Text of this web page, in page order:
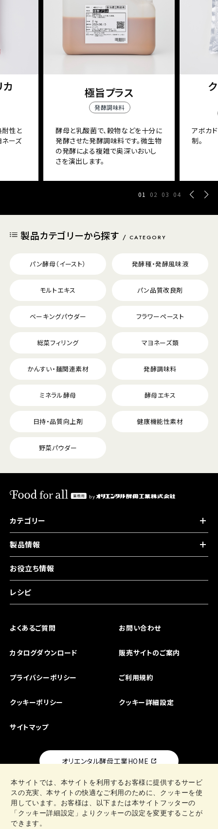
カ
性と
ーズ
極旨プラス
発酵調味料
酵母と乳酸菌で、穀物などを十分に
発酵させた発酵調味料です。微生物
の発酵による複雑で奥深いおいし
さを演出します。
アボカ
制。
01 02 03 04
製品カテゴリーから探す CATEGORY
パン酵母（イースト） 発酵種・発酵風味液
モルトエキス パン品質改良剤
ベーキングパウダー フラワーペースト
総菜フィリング マヨネーズ類
かんすい・麺関連素材 発酵調味料
ミネラル酵母 酵母エキス
日持・品質向上剤 健康機能性素材
野菜パウダー
カテゴリー
製品情報
お役立ち情報
レシピ
よくあるご質問 お問い合わせ
カタログダウンロード 販売サイトのご案内
プライバシーポリシー ご利用規約
クッキーポリシー クッキー詳細設定
サイトマップ
オリエンタル酵母工業HOME
日清製粉グループ
本サイトでは、本サイトを利用するお客様に提供するサービ
スの充実、本サイトの快適なご利用のために、クッキーを使
用しています。お客様は、以下または本サイトフッターの
「クッキー詳細設定」よりクッキーの設定を変更することが
できます。